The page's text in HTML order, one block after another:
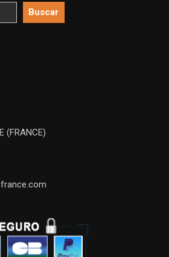
Buscar
(FRANCE)